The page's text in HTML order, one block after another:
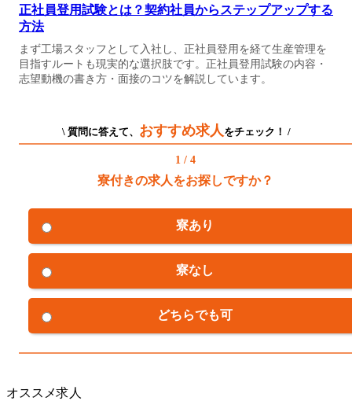
正社員登用試験とは？契約社員からステップアップする
方法
まず工場スタッフとして入社し、正社員登用を経て生産管理を
目指すルートも現実的な選択肢です。正社員登用試験の内容・
志望動機の書き方・面接のコツを解説しています。
\ 質問に答えて、 おすすめ求人をチェック！ /
1 / 4
寮付きの求人をお探しですか？
寮あり
寮なし
どちらでも可
オススメ求人